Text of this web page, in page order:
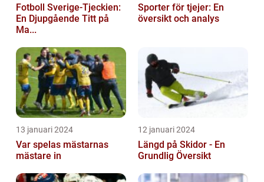
Fotboll Sverige-Tjeckien:
En Djupgående Titt på
Ma...
Sporter för tjejer: En
översikt och analys
13 januari 2024
Var spelas mästarnas
mästare in
12 januari 2024
Längd på Skidor - En
Grundlig Översikt